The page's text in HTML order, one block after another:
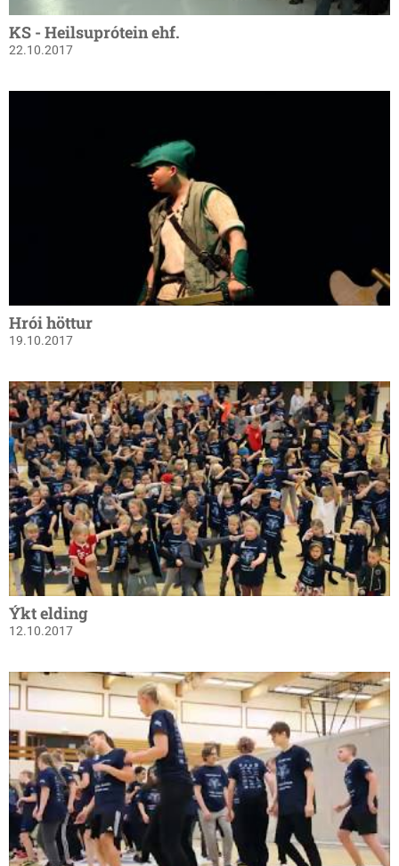
KS - Heilsuprótein ehf.
22.10.2017
Hrói höttur
19.10.2017
Ýkt elding
12.10.2017